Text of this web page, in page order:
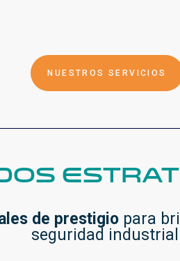
NUESTROS SERVICIOS
de prestigiopara
seguridad